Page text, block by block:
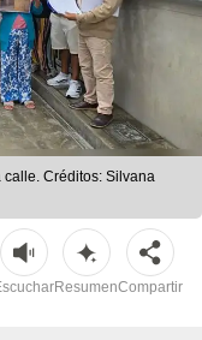
Créditos: Silvana
ResumenCompartir